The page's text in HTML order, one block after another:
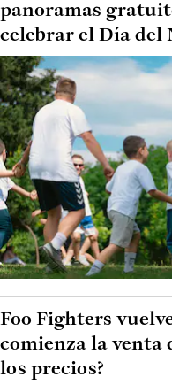
panoramas
celebrar el Día del
Foo Fighters
comienza la venta
los precios?